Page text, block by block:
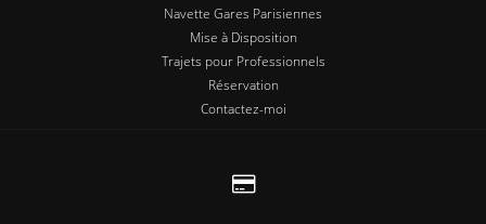
Navette Gares Parisiennes
Mise à Disposition
Trajets pour Professionnels
Réservation
Contactez-moi